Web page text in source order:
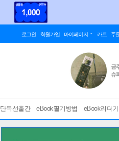
로그인 회원가입 마이페이지 카트 주
단독선출간 eBook필기방법 eBook리더기